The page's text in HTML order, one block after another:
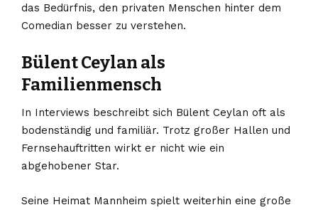
das Bedürfnis, den privaten Menschen hinter dem
Comedian besser zu verstehen.
Bülent Ceylan als
Familienmensch
In Interviews beschreibt sich Bülent Ceylan oft als
bodenständig und familiär. Trotz großer Hallen und
Fernsehauftritten wirkt er nicht wie ein
abgehobener Star.
Seine Heimat Mannheim spielt weiterhin eine große